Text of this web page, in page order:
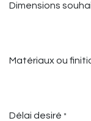
Dimensions
Matériaux ou
Délai desiré *